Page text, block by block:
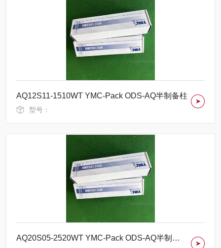
AQ12S11-1510WT YMC-Pack ODS-AQ半制备柱
型号：
AQ20S05-2520WT YMC-Pack ODS-AQ半制备柱